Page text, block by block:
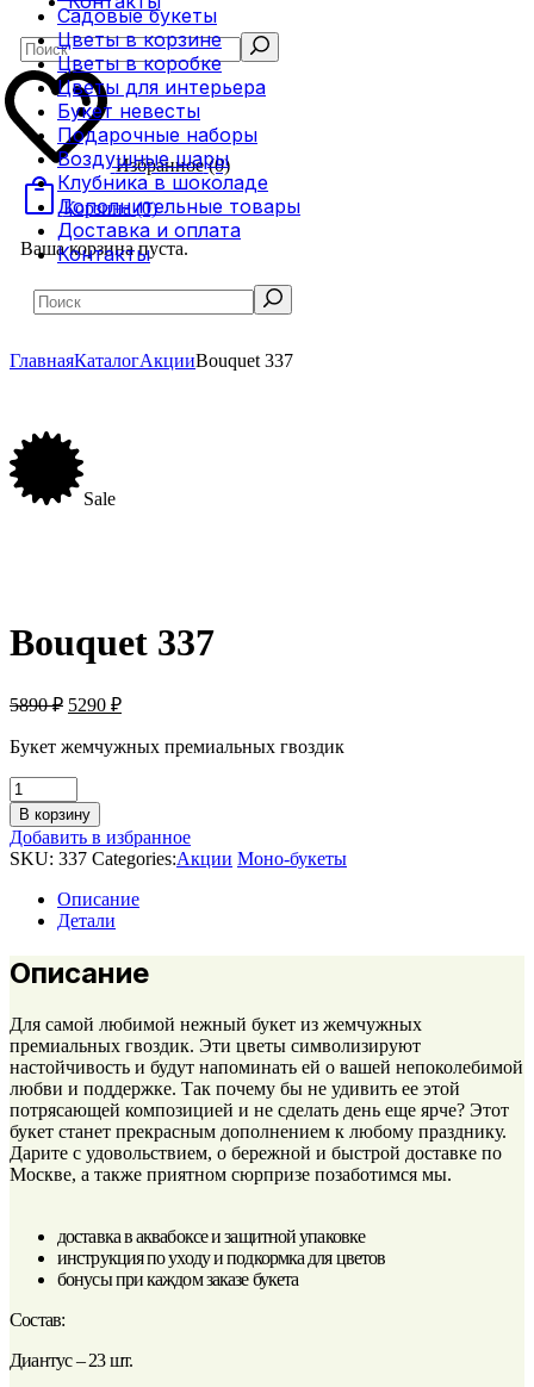
Search
Избранное (0)
Корзина (0)
Ваша корзина пуста.
Садовые букеты
Цветы в корзине
Цветы в коробке
Цветы для интерьера
Букет невесты
Подарочные наборы
Воздушные шары
Клубника в шоколаде
Дополнительные товары
Доставка и оплата
Контакты
Search
ГлавнаяКаталогАкцииBouquet 337
Sale
Bouquet 337
5890₽ Первоначальная
составляла
5290 ₽Текущая
5290 ₽.
Букет жемчужных премиальных гвоздик
Bouquet
337
quantity
В корзину
Добавить в избранное
SKU: 337 Categories:Акции Моно-букеты
Описание
Детали
Описание
Для самой любимой нежный букет из жемчужных
премиальных гвоздик. Эти цветы символизируют
настойчивость и будут напоминать ей о вашей непоколебимой
любви и поддержке. Так почему бы не удивить ее этой
потрясающей композицией и не сделать день еще ярче? Этот
букет станет прекрасным дополнением к любому празднику.
Дарите с удовольствием, о бережной и быстрой доставке по
Москве, а также приятном сюрпризе позаботимся мы.
доставка в аквабоксе и защитной упаковке
инструкция по уходу и подкормка для цветов
бонусы при каждом заказе букета
Состав:
Диантус – 23 шт.